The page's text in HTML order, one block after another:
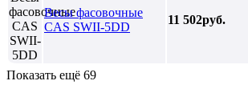
Весы фасовочные
CAS SWII-5DD
11 502руб.
Показать ещё 69